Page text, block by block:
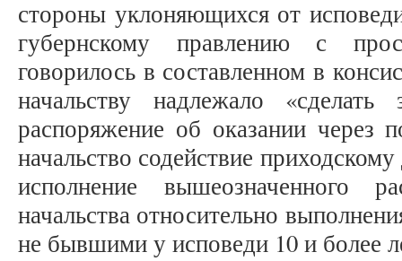
стороны уклоняющихся от
губернскому правлению с
говорилось в составленном в
начальству надлежало
распоряжение об оказании через
начальство содействие
исполнение вышеозначенного
начальства относительно
не бывшими у исповеди 10 и более